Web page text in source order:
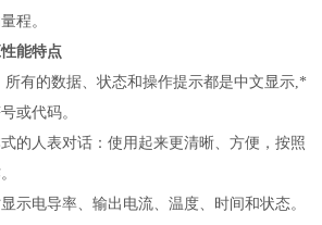
程。
​性能特点
有的数据、状态和操作提示都是中文显示,*
或代码。
的人表对话：使用起来更清晰、方便，按照
示电导率、输出电流、温度、时间和状态。